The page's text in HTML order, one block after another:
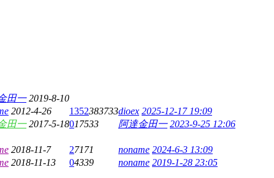
田一 2019-8-10
2012-4-26 1352383733dioex 2025-12-17 19:09
田一 2017-5-18017533 阿達金田一 2023-9-25 12:06
2018-11-7 27171 noname 2024-6-3 13:09
2018-11-13 04339 noname 2019-1-28 23:05